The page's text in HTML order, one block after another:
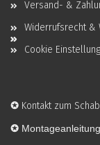
Versand- &
Widerrufsrecht &
Cookie
✪ Kontakt zum
✪